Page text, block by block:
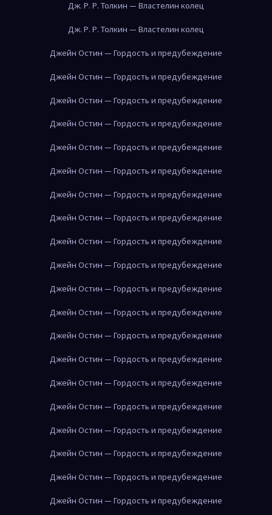
Дж. Р. Р. Толкин — Властелин колец
Дж. Р. Р. Толкин — Властелин колец
Джейн Остин — Гордость и предубеждение
Джейн Остин — Гордость и предубеждение
Джейн Остин — Гордость и предубеждение
Джейн Остин — Гордость и предубеждение
Джейн Остин — Гордость и предубеждение
Джейн Остин — Гордость и предубеждение
Джейн Остин — Гордость и предубеждение
Джейн Остин — Гордость и предубеждение
Джейн Остин — Гордость и предубеждение
Джейн Остин — Гордость и предубеждение
Джейн Остин — Гордость и предубеждение
Джейн Остин — Гордость и предубеждение
Джейн Остин — Гордость и предубеждение
Джейн Остин — Гордость и предубеждение
Джейн Остин — Гордость и предубеждение
Джейн Остин — Гордость и предубеждение
Джейн Остин — Гордость и предубеждение
Джейн Остин — Гордость и предубеждение
Джейн Остин — Гордость и предубеждение
Джейн Остин — Гордость и предубеждение